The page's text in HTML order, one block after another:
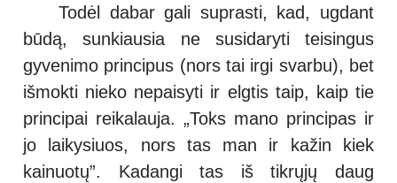
Todėl dabar gali suprasti, kad, ugdant
būdą, sunkiausia ne susidaryti teisingus
gyvenimo principus (nors tai irgi svarbu), bet
išmokti nieko nepaisyti ir elgtis taip, kaip tie
principai reikalauja. „Toks mano principas ir
jo laikysiuos, nors tas man ir kažin kiek
kainuotų”. Kadangi tas iš tikrųjų daug